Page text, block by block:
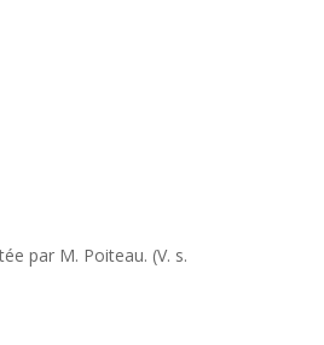
par M. Poiteau. (V. s.